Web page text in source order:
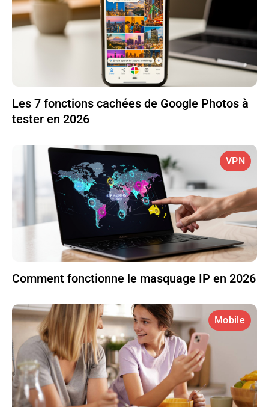
Les 7 fonctions cachées de Google Photos à
tester en 2026
VPN
Comment fonctionne le masquage IP en 2026
Mobile